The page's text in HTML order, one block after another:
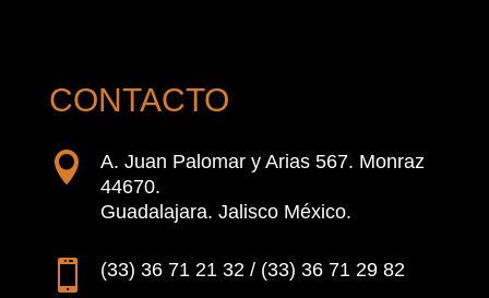
CONTACTO

A. Juan Palomar y Arias 567. Monraz
44670.
Guadalajara. Jalisco México.
 (33) 36 71 21 32 / (33) 36 71 29 82